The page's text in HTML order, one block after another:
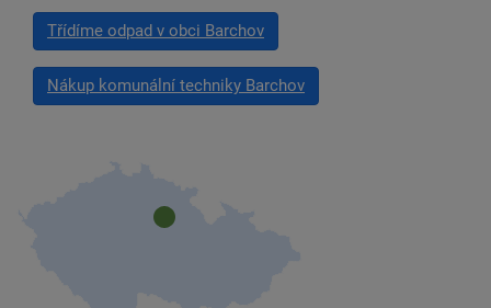
Třídíme odpad v obci Barchov
Nákup komunální techniky Barchov